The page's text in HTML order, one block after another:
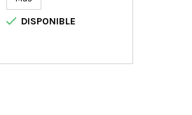
 DISPONIBLE